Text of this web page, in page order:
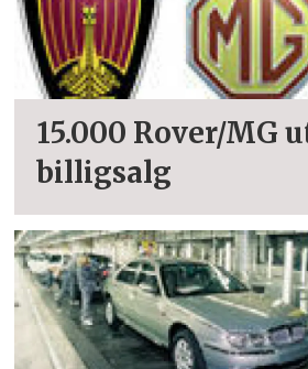
15.000 Rover/MG
billigsalg